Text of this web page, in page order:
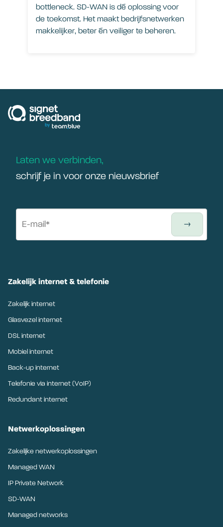
bottleneck. SD-WAN is dé oplossing voor
de toekomst. Het maakt bedrijfsnetwerken
makkelijker, beter én veiliger te beheren.
Laten we verbinden,
schrijf je in voor onze nieuwsbrief
Zakelijk internet & telefonie
Zakelijk internet
Glasvezel internet
DSL internet
Mobiel internet
Back-up internet
Telefonie via internet (VoIP)
Redundant internet
Netwerkoplossingen
Zakelijke netwerkoplossingen
Managed WAN
IP Private Network
SD-WAN
Managed networks